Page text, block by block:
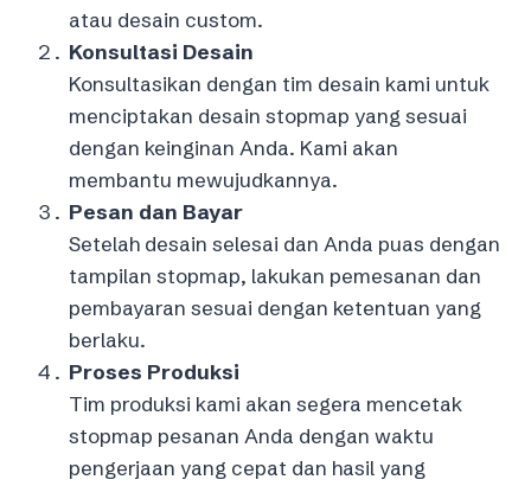
atau desain custom.
Konsultasi Desain
Konsultasikan dengan tim desain kami untuk
menciptakan desain stopmap yang sesuai
dengan keinginan Anda. Kami akan
membantu mewujudkannya.
Pesan dan Bayar
Setelah desain selesai dan Anda puas dengan
tampilan stopmap, lakukan pemesanan dan
pembayaran sesuai dengan ketentuan yang
berlaku.
Proses Produksi
Tim produksi kami akan segera mencetak
stopmap pesanan Anda dengan waktu
pengerjaan yang cepat dan hasil yang